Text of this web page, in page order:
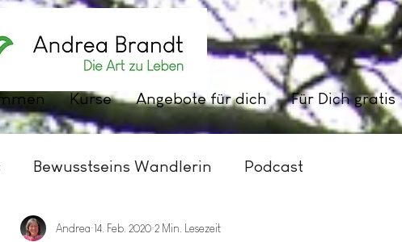
Kurse Angebote für dich Für Dich gratis
Bewusstseins Wandlerin Podcast
Andrea 14. Feb. 2020 2 Min. Lesezeit